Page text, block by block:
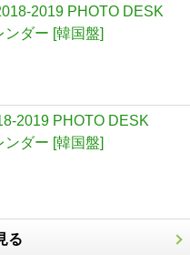
2019 PHOTO DESK
ダー [韓国盤]
2019 PHOTO DESK
ダー [韓国盤]
る